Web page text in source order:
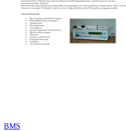
BMS